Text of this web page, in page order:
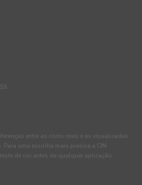
entre as cores reais e as visualizadas
Para uma escolha mais precisa a CIN
de cor antes de qualquer aplicação.